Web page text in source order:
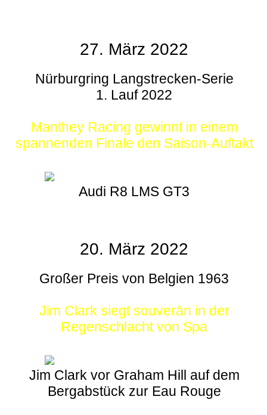
27. März 2022
Nürburgring Langstrecken-Serie
1. Lauf 2022
Manthey Racing gewinnt in einem
spannenden Finale den Saison-Auftakt
Audi R8 LMS GT3
20. März 2022
Großer Preis von Belgien 1963
Jim Clark siegt souverän in der
Regenschlacht von Spa
Jim Clark vor Graham Hill auf dem
Bergabstück zur Eau Rouge